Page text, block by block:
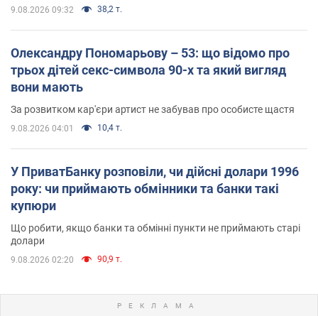
9.08.2026 09:32 38,2 т.
Олександру Пономарьову – 53: що відомо про
трьох дітей секс-символа 90-х та який вигляд
вони мають
За розвитком кар'єри артист не забував про особисте щастя
9.08.2026 04:01 10,4 т.
У ПриватБанку розповіли, чи дійсні долари 1996
року: чи приймають обмінники та банки такі
купюри
Що робити, якщо банки та обмінні пункти не приймають старі
долари
9.08.2026 02:20 90,9 т.